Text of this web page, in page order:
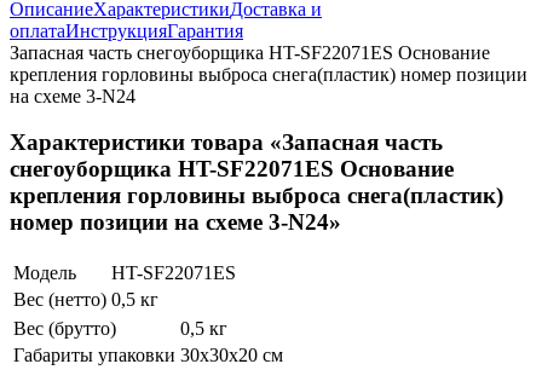
ОписаниеХарактеристикиДоставка и
оплатаИнструкцияГарантия
Запасная часть снегоуборщика HT-SF22071ES Основание
крепления горловины выброса снега(пластик) номер позиции
на схеме 3-N24
Характеристики товара «Запасная часть
снегоуборщика HT-SF22071ES Основание
крепления горловины выброса снега(пластик)
номер позиции на схеме 3-N24»
Модель
HT-SF22071ES
Вес (нетто) 0,5 кг
Вес (брутто)
0,5 кг
Габариты упаковки 30х30х20 см